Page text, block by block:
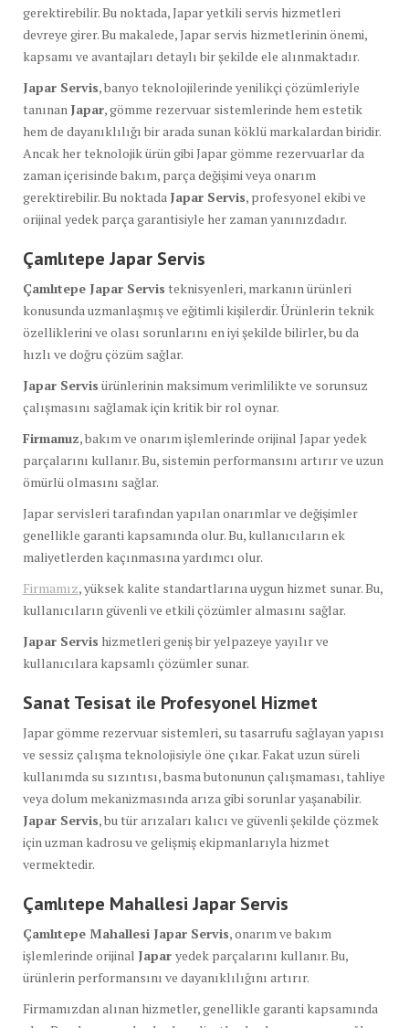
gerektirebilir. Bu noktada, Japar yetkili servis hizmetleri
devreye girer. Bu makalede, Japar servis hizmetlerinin önemi,
kapsamı ve avantajları detaylı bir şekilde ele alınmaktadır.
Japar Servis, banyo teknolojilerinde yenilikçi çözümleriyle
tanınan Japar, gömme rezervuar sistemlerinde hem estetik
hem de dayanıklılığı bir arada sunan köklü markalardan biridir.
Ancak her teknolojik ürün gibi Japar gömme rezervuarlar da
zaman içerisinde bakım, parça değişimi veya onarım
gerektirebilir. Bu noktada Japar Servis, profesyonel ekibi ve
orijinal yedek parça garantisiyle her zaman yanınızdadır.
Çamlıtepe Japar Servis
Çamlıtepe Japar Servis teknisyenleri, markanın ürünleri
konusunda uzmanlaşmış ve eğitimli kişilerdir. Ürünlerin teknik
özelliklerini ve olası sorunlarını en iyi şekilde bilirler, bu da
hızlı ve doğru çözüm sağlar.
Japar Servis ürünlerinin maksimum verimlilikte ve sorunsuz
çalışmasını sağlamak için kritik bir rol oynar.
Firmamız, bakım ve onarım işlemlerinde orijinal Japar yedek
parçalarını kullanır. Bu, sistemin performansını artırır ve uzun
ömürlü olmasını sağlar.
Japar servisleri tarafından yapılan onarımlar ve değişimler
genellikle garanti kapsamında olur. Bu, kullanıcıların ek
maliyetlerden kaçınmasına yardımcı olur.
Firmamız, yüksek kalite standartlarına uygun hizmet sunar. Bu,
kullanıcıların güvenli ve etkili çözümler almasını sağlar.
Japar Servis hizmetleri geniş bir yelpazeye yayılır ve
kullanıcılara kapsamlı çözümler sunar.
Sanat Tesisat ile Profesyonel Hizmet
Japar gömme rezervuar sistemleri, su tasarrufu sağlayan yapısı
ve sessiz çalışma teknolojisiyle öne çıkar. Fakat uzun süreli
kullanımda su sızıntısı, basma butonunun çalışmaması, tahliye
veya dolum mekanizmasında arıza gibi sorunlar yaşanabilir.
Japar Servis, bu tür arızaları kalıcı ve güvenli şekilde çözmek
için uzman kadrosu ve gelişmiş ekipmanlarıyla hizmet
vermektedir.
Çamlıtepe Mahallesi Japar Servis
Çamlıtepe Mahallesi Japar Servis, onarım ve bakım
işlemlerinde orijinal Japar yedek parçalarını kullanır. Bu,
ürünlerin performansını ve dayanıklılığını artırır.
Firmamızdan alınan hizmetler, genellikle garanti kapsamında